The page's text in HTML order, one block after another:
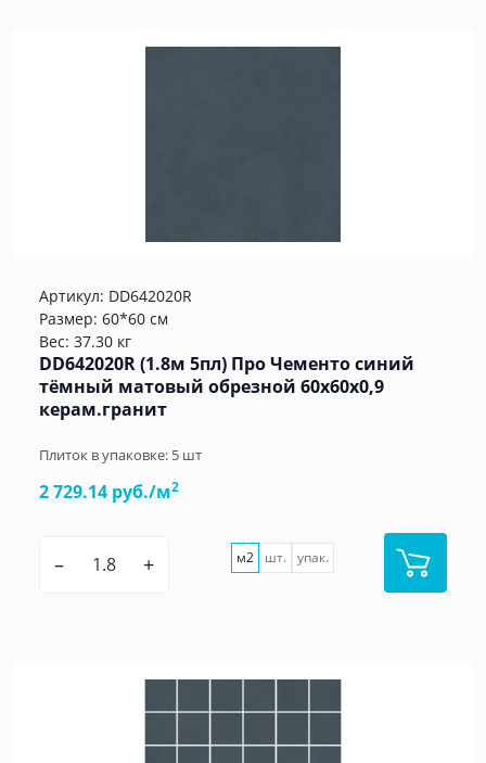
Артикул: DD642020R
Размер: 60*60 см
Вес: 37.30 кг
DD642020R (1.8м 5пл) Про Чементо синий
тёмный матовый обрезной 60x60x0,9
керам.гранит
Плиток в упаковке: 5 шт
2 729.14 руб./м2
– + м2 шт. упак.